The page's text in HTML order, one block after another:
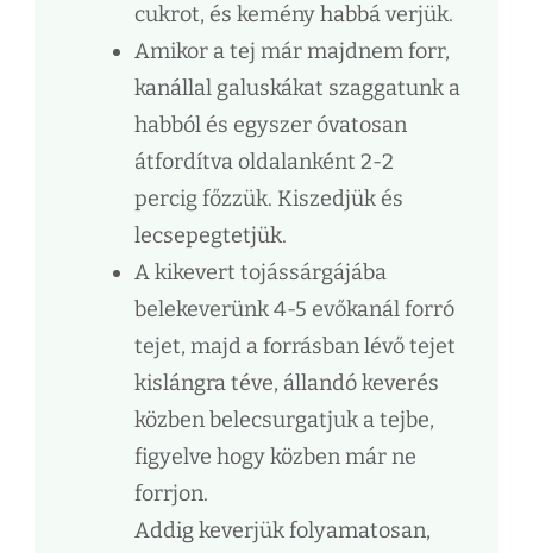
cukrot, és kemény habbá verjük.
Amikor a tej már majdnem forr,
kanállal galuskákat szaggatunk a
habból és egyszer óvatosan
átfordítva oldalanként 2-2
percig főzzük. Kiszedjük és
lecsepegtetjük.
A kikevert tojássárgájába
belekeverünk 4-5 evőkanál forró
tejet, majd a forrásban lévő tejet
kislángra téve, állandó keverés
közben belecsurgatjuk a tejbe,
figyelve hogy közben már ne
forrjon.
Addig keverjük folyamatosan,